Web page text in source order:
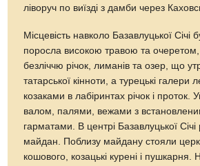
ліворуч по виїзді з дамби через
Місцевість навколо Базавлуцької Січі
поросла високою травою та
безліччю річок, лиманів та озер, що
татарської кінноти, а турецькі галери
козаками в лабіринтах річок і проток.
валом, палями, вежами з
гарматами. В центрі Базавлуцької
майдан. Поблизу майдану стояли
кошового, козацькі курені і пушкарня.